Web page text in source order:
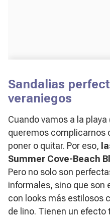
Sandalias
veraniegos
Cuando vamos a la
queremos complicarnos
poner o quitar. Por eso,
Summer Cove-Beach
Pero no solo son
informales, sino que son
con looks más estilosos
de lino. Tienen un